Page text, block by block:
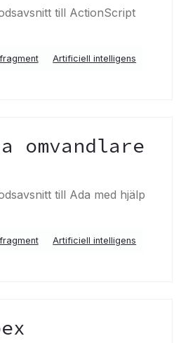
till ActionScript
Artificiell intelligens
omvandlare
till Ada med hjälp
Artificiell intelligens